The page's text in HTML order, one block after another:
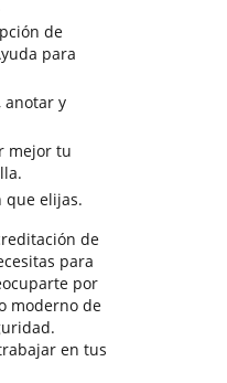
de
para
anotar y
mejor tu
que elijas.
de
para
por
moderno de
en tus